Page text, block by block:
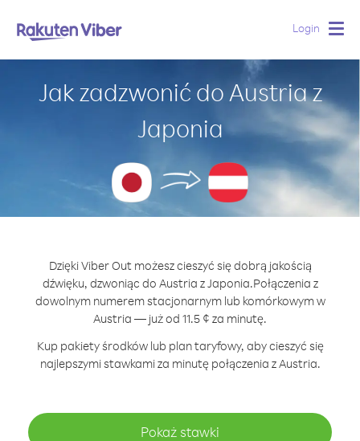
Login
Jak zadzwonić do Austria z
Japonia
Dzięki Viber Out możesz cieszyć się dobrą jakością
dźwięku, dzwoniąc do Austria z Japonia.Połączenia z
dowolnym numerem stacjonarnym lub komórkowym w
Austria — już od 11.5 ¢ za minutę.
Kup pakiety środków lub plan taryfowy, aby cieszyć się
najlepszymi stawkami za minutę połączenia z Austria.
Pokaż stawki